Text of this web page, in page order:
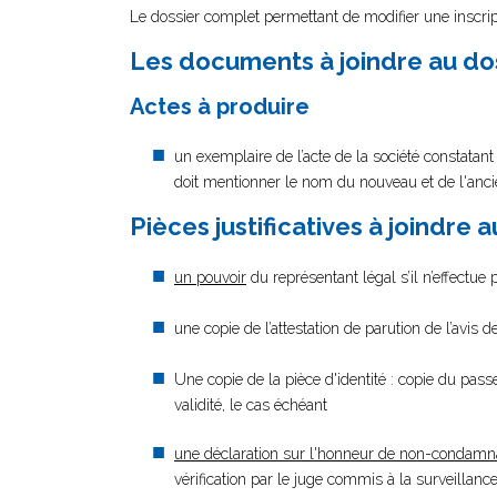
Le dossier complet permettant de modifier une
Les documents à joindre au
Actes à produire
un exemplaire de l’acte de la société
doit mentionner le nom du nouveau et de
Pièces justificatives à joindre
un pouvoir du représentant légal s’il
une copie de l’attestation de parution de l’avis
Une copie de la pièce d'identité : copie du
validité, le cas échéant
une déclaration sur l'honneur de non-
vérification par le juge commis à la